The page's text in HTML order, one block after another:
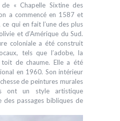
« Chapelle Sixtine des
a commencé en 1587 et
ce qui en fait l’une des plus
et d’Amérique du Sud.
coloniale a été construit
tels que l’adobe, la
de chaume. Elle a été
en 1960. Son intérieur
de peintures murales
ont un style artistique
des passages bibliques de